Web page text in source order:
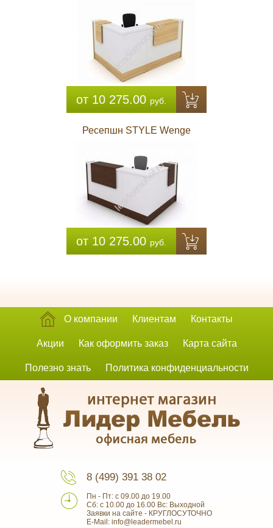
от 10 275.00 руб.
Ресепшн STYLE Wenge
от 10 275.00 руб.
О компании Клиентам Контакты
Акции Как оформить заказ Карта сайта
Полезно знать Политика конфиденциальности
8 (499) 391 38 02
Пн - Пт: с 09.00 до 19.00
Сб: с 10.00 до 16.00 Вс: Выходной
Заявки на сайте - КРУГЛОСУТОЧНО
E-Mail: info@leadermebel.ru